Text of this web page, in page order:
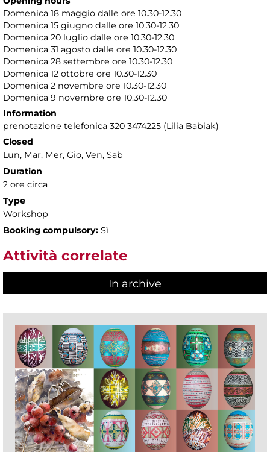
Domenica 18 maggio dalle ore 10.30-12.30
Domenica 15 giugno dalle ore 10.30-12.30
Domenica 20 luglio dalle ore 10.30-12.30
Domenica 31 agosto dalle ore 10.30-12.30
Domenica 28 settembre ore 10.30-12.30
Domenica 12 ottobre ore 10.30-12.30
Domenica 2 novembre ore 10.30-12.30
Domenica 9 novembre ore 10.30-12.30
Information
prenotazione telefonica 320 3474225 (Lilia Babiak)
Closed
Lun, Mar, Mer, Gio, Ven, Sab
Duration
2 ore circa
Type
Workshop
Booking compulsory: Sì
Attività correlate
In archive